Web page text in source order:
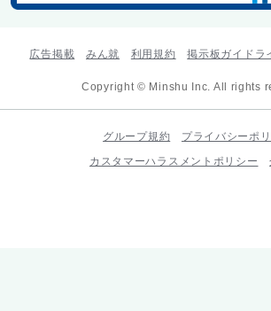
広告掲載 みん就 利用規約 掲示板ガイドラ
Copyright © Minshu Inc. All rights
グループ規約
プライバシーポ
カスタマーハラスメントポリシー